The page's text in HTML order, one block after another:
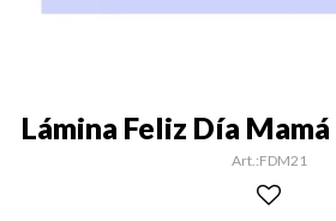
Lámina Feliz Día
FDM21